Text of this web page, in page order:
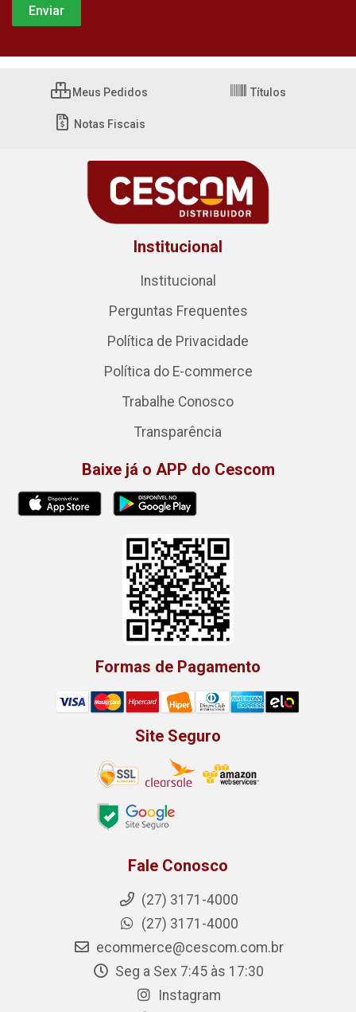
Meus Pedidos Títulos
Notas Fiscais
Institucional
Institucional
Perguntas Frequentes
Política de Privacidade
Política do E-commerce
Trabalhe Conosco
Transparência
Baixe já o APP do Cescom
Formas de Pagamento
Site Seguro
Fale Conosco
(27) 3171-4000
(27) 3171-4000
ecommerce@cescom.com.br
Seg a Sex 7:45 às 17:30
Instagram